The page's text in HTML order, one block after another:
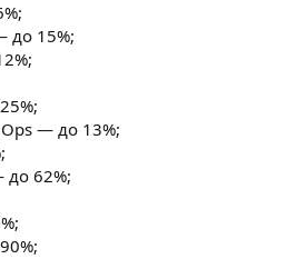
до 15%;
— до 13%;
до 62%;